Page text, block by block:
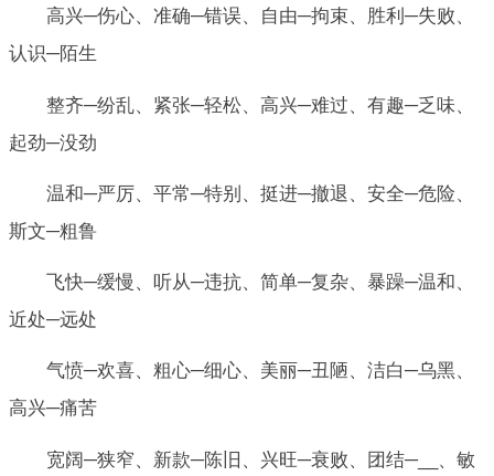
高兴─伤心、准确─错误、自由─拘束、胜利─失败、
认识─陌生
整齐─纷乱、紧张─轻松、高兴─难过、有趣─乏味、
起劲─没劲
温和─严厉、平常─特别、挺进─撤退、安全─危险、
斯文─粗鲁
飞快─缓慢、听从─违抗、简单─复杂、暴躁─温和、
近处─远处
气愤─欢喜、粗心─细心、美丽─丑陋、洁白─乌黑、
高兴─痛苦
宽阔─狭窄、新款─陈旧、兴旺─衰败、团结─__、敏